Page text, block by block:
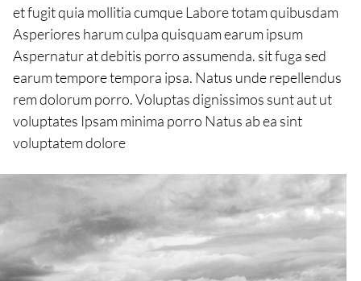
et fugit quia mollitia cumque Labore totam quibusdam
Asperiores harum culpa quisquam earum ipsum
Aspernatur at debitis porro assumenda. sit fuga sed
earum tempore tempora ipsa. Natus unde repellendus
rem dolorum porro. Voluptas dignissimos sunt aut ut
voluptates Ipsam minima porro Natus ab ea sint
voluptatem dolore